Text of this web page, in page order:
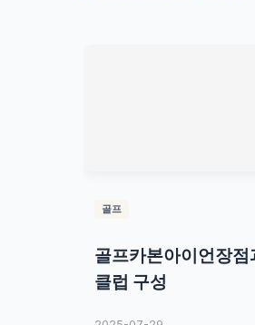
골프
골프카본아이언장점
클럽 구성